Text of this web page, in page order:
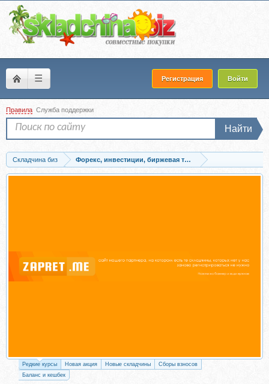
☰ Регистрация Войти
Правила Служба поддержки
Найти
Складчина биз
Форекс, инвестиции, биржевая торговля
Скачать [NZT Rusfond] GMK Nornickel «Rusal» En+. Матрешка цветных
Редкие курсы Новая акция Новые складчины
Сборы взносов
Баланс и кешбек